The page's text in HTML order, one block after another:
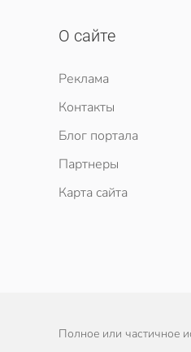
О сайте
Реклама
Контакты
Блог портала
Партнеры
Карта сайта
Полное или частичное